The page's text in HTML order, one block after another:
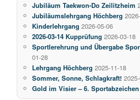
Jubiläum Taekwon-Do Zeilitzheim
Jubiläumslehrgang Höchberg
Kinderlehrgang 2026-05-06
2026-03-14 Kupprüfung 2026-03-18
Sportlerehrung und Übergabe
01-28
Lehrgang Höchberg 2025-11-18
Sommer, Sonne, Schlagkraft!
Gold im Visier – 6. Sportabzeichen